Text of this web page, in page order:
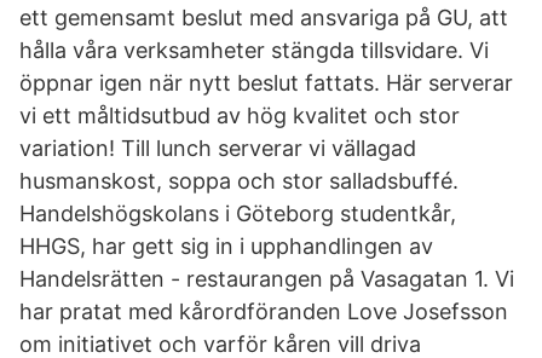
ett gemensamt beslut med ansvariga på GU, att
hålla våra verksamheter stängda tillsvidare. Vi
öppnar igen när nytt beslut fattats. Här serverar
vi ett måltidsutbud av hög kvalitet och stor
variation! Till lunch serverar vi vällagad
husmanskost, soppa och stor salladsbuffé.
Handelshögskolans i Göteborg studentkår,
HHGS, har gett sig in i upphandlingen av
Handelsrätten - restaurangen på Vasagatan 1. Vi
har pratat med kårordföranden Love Josefsson
om initiativet och varför kåren vill driva